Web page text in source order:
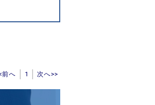
前へ 1 次へ>>